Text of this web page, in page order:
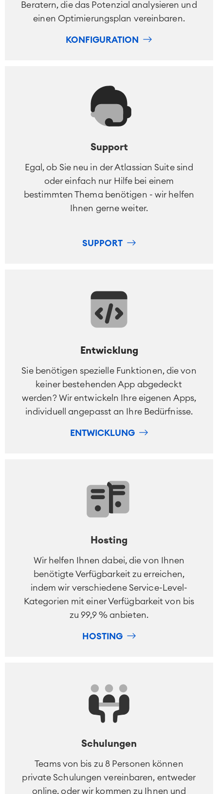
Beratern, die das Potenzial analysieren und
einen Optimierungsplan vereinbaren.
KONFIGURATION
Support
Egal, ob Sie neu in der Atlassian Suite sind
oder einfach nur Hilfe bei einem
bestimmten Thema benötigen - wir helfen
Ihnen gerne weiter.
SUPPORT
Entwicklung
Sie benötigen spezielle Funktionen, die von
keiner bestehenden App abgedeckt
werden? Wir entwickeln Ihre eigenen Apps,
individuell angepasst an Ihre Bedürfnisse.
ENTWICKLUNG
Hosting
Wir helfen Ihnen dabei, die von Ihnen
benötigte Verfügbarkeit zu erreichen,
indem wir verschiedene Service-Level-
Kategorien mit einer Verfügbarkeit von bis
zu 99,9 % anbieten.
HOSTING
Schulungen
Teams von bis zu 8 Personen können
private Schulungen vereinbaren, entweder
online, oder wir kommen zu Ihnen und